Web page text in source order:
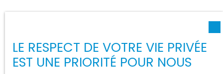
LE RESPECT DE VOTRE VIE PRIVÉE
EST UNE PRIORITÉ POUR NOUS